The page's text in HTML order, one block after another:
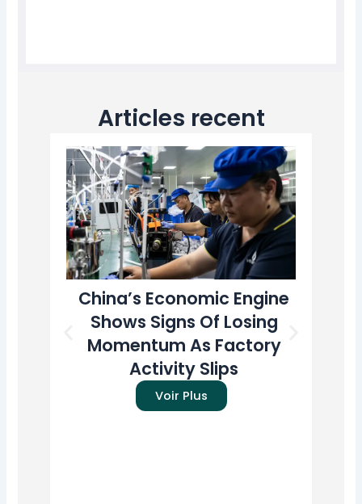
Articles recent
China’s Economic Engine
Shows Signs Of Losing
Momentum As Factory
Activity Slips
Voir Plus